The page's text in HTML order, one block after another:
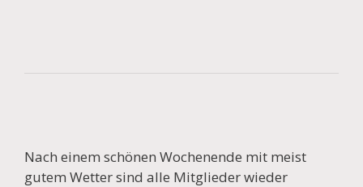
Nach einem schönen Wochenende mit meist
gutem Wetter sind alle Mitglieder wieder